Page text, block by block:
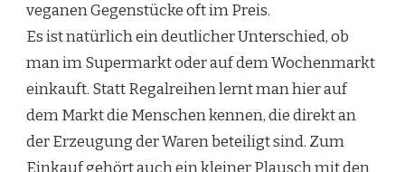
veganen Gegenstücke oft im Preis.
Es ist natürlich ein deutlicher Unterschied, ob
man im Supermarkt oder auf dem Wochenmarkt
einkauft. Statt Regalreihen lernt man hier auf
dem Markt die Menschen kennen, die direkt an
der Erzeugung der Waren beteiligt sind. Zum
Einkauf gehört auch ein kleiner Plausch mit den